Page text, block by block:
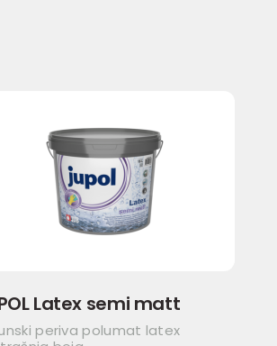
Latex semi matt
periva polumat latex